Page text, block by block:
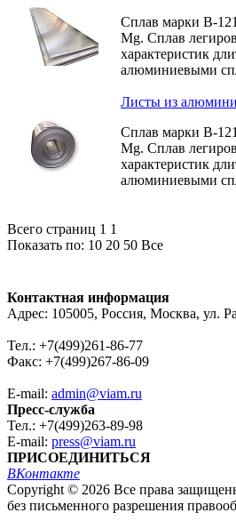
Сплав марки В-
Mg. Сплав
характеристик
алюминиевыми
Листы из
Сплав марки В-
Mg. Сплав
характеристик
алюминиевыми
Всего страниц 1 1
Показать по: 10 20 50 Все
Контактная информация
Адрес: 105005, Россия, Москва, ул.
Тел.: +7(499)261-86-77
Факс: +7(499)267-86-09
E-mail: admin@viam.ru
Пресс-служба
Тел.: +7(499)263-89-98
E-mail: press@viam.ru
ПРИСОЕДИНИТЬСЯ
ВКонтакте
Copyright © 2026 Все права
без письменного разрешения